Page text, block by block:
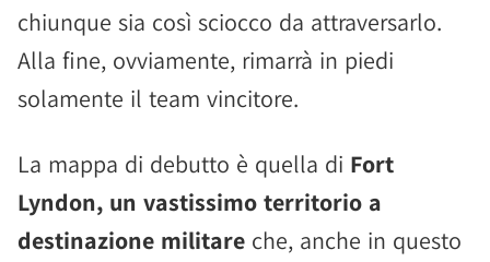
chiunque sia così sciocco da attraversarlo.
Alla fine, ovviamente, rimarrà in piedi
solamente il team vincitore.
La mappa di debutto è quella di Fort
Lyndon, un vastissimo territorio a
destinazione militare che, anche in questo